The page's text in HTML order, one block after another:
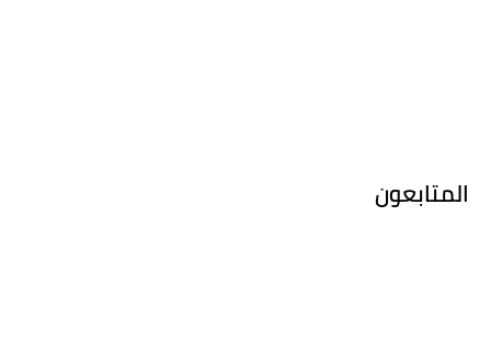
المتابعون